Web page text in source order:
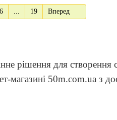
рішення для створення
магазині 50m.com.ua з
6 ... 19 Вперед